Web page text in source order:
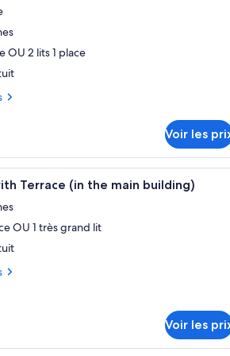
OU 2 lits 1 place
Voir les
Une chambre d’hôtel avec
Terrace (in the main building)
OU 1 très grand lit
Voir les